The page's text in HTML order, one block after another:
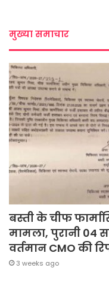
मुख्या समाचार
बस्ती के चीफ
मामला, पुरानी 04
वर्तमान CMO की
3 weeks ago